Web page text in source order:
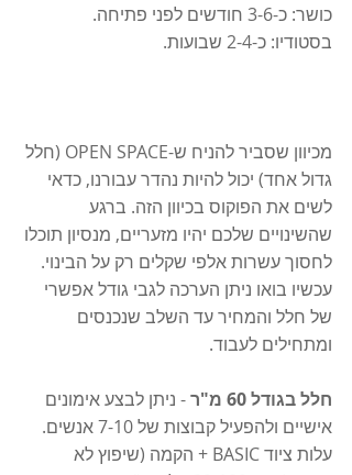
כושר: כ-3-6 חודשים לפני פתיחה.
בסטודיו: כ-2-4 שבועות.
מכיוון שסביר להניח ש-OPEN SPACE (חלל
גדול אחד) יכול להיות נהדר עבורנו, כדאי
לשים את הפוקוס בכיוון הזה. ברגע
שהשינויים שלכם יהיו מזעריים, מנסיון תוכלו
לחסוך עשרות אלפי שקלים רק על הבינוי.
עכשיו בואו ניתן הערכה לגבי גודל אפשרי
של חלל והמחיר עד השלב שנכנסים
ומתחילים לעבוד.
חלל בגודל 60 מ"ר
- ניתן לבצע אימונים
אישיים ולהפעיל קבוצות של 7-10 אנשים.
עלות ציוד BASIC + הקמה (שיפוץ לא